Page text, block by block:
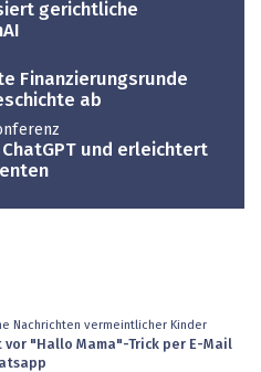
gerichtliche
Finanzierungsrunde
ab
und erleichtert
Nachrichten vermeintlicher Kinder
vor "Hallo Mama"-Trick per E-Mail